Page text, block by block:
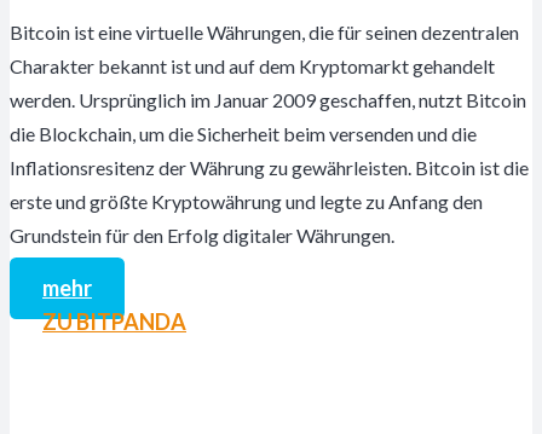
Bitcoin ist eine virtuelle Währungen, die für seinen dezentralen
Charakter bekannt ist und auf dem Kryptomarkt gehandelt
werden. Ursprünglich im Januar 2009 geschaffen, nutzt Bitcoin
die Blockchain, um die Sicherheit beim versenden und die
Inflationsresitenz der Währung zu gewährleisten. Bitcoin ist die
erste und größte Kryptowährung und legte zu Anfang den
Grundstein für den Erfolg digitaler Währungen.
mehr
ZU BITPANDA